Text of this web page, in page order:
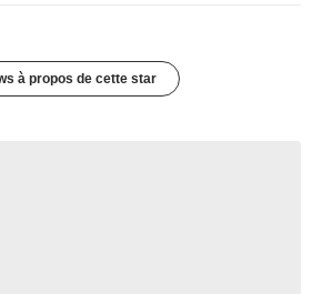
à propos de cette star